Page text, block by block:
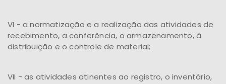
VI - a normatização e a realização das atividades de
recebimento, a conferência, o armazenamento, à
distribuição e o controle de material;
VII - as atividades atinentes ao registro, o inventário,